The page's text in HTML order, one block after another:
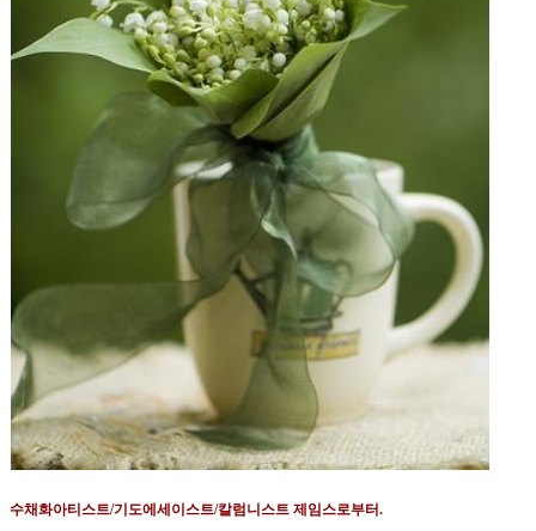
수채화아티스트/기도에세이스트/칼럼니스트 제임스로부터.